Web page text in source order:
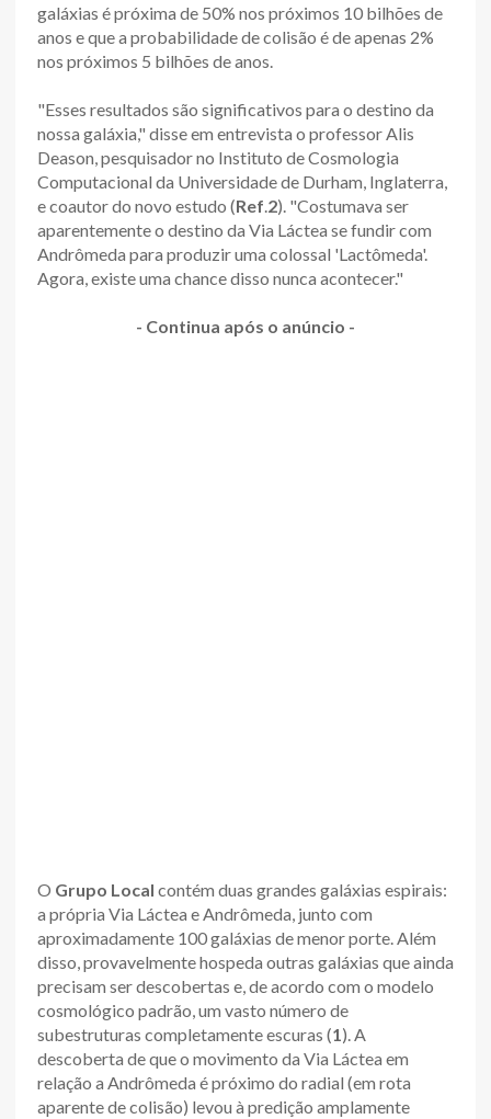
galáxias é próxima de 50% nos próximos 10 bilhões de
anos e que a probabilidade de colisão é de apenas 2%
nos próximos 5 bilhões de anos.
"Esses resultados são significativos para o destino da
nossa galáxia," disse em entrevista o professor Alis
Deason, pesquisador no Instituto de Cosmologia
Computacional da Universidade de Durham, Inglaterra,
e coautor do novo estudo (Ref.2). "Costumava ser
aparentemente o destino da Via Láctea se fundir com
Andrômeda para produzir uma colossal 'Lactômeda'.
Agora, existe uma chance disso nunca acontecer."
- Continua após o anúncio -
O Grupo Local contém duas grandes galáxias espirais:
a própria Via Láctea e Andrômeda, junto com
aproximadamente 100 galáxias de menor porte. Além
disso, provavelmente hospeda outras galáxias que ainda
precisam ser descobertas e, de acordo com o modelo
cosmológico padrão, um vasto número de
subestruturas completamente escuras (1). A
descoberta de que o movimento da Via Láctea em
relação a Andrômeda é próximo do radial (em rota
aparente de colisão) levou à predição amplamente